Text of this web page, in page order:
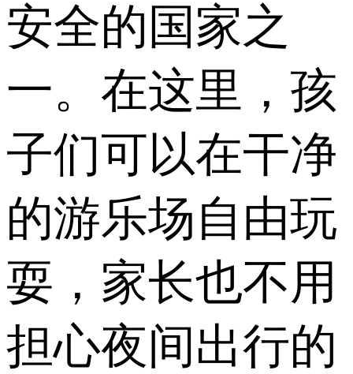
安全的国家之
一。在这里，孩
子们可以在干净
的游乐场自由玩
耍，家长也不用
担心夜间出行的